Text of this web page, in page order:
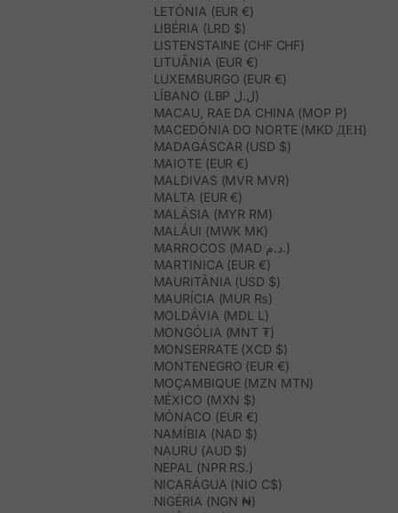
LETÓNIA (EUR €)
LIBÉRIA (LRD $)
LISTENSTAINE (CHF CHF)
LITUÂNIA (EUR €)
LUXEMBURGO (EUR €)
LÍBANO (LBP ل.ل)
MACAU, RAE DA CHINA (MOP P)
MACEDÓNIA DO NORTE (MKD ДЕН)
MADAGÁSCAR (USD $)
MAIOTE (EUR €)
MALDIVAS (MVR MVR)
MALTA (EUR €)
MALÁSIA (MYR RM)
MALÁUI (MWK MK)
MARROCOS (MAD د.م.)
MARTINICA (EUR €)
MAURITÂNIA (USD $)
MAURÍCIA (MUR ₨)
MOLDÁVIA (MDL L)
MONGÓLIA (MNT ₮)
MONSERRATE (XCD $)
MONTENEGRO (EUR €)
MOÇAMBIQUE (MZN MTN)
MÉXICO (MXN $)
MÓNACO (EUR €)
NAMÍBIA (NAD $)
NAURU (AUD $)
NEPAL (NPR RS.)
NICARÁGUA (NIO C$)
NIGÉRIA (NGN ₦)